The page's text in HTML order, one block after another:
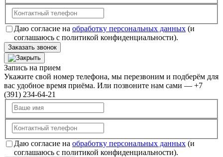
Даю согласие на обработку персональных данных (и
соглашаюсь с политикой конфиденциальности).
Заказать звонок
Запись на прием
Укажите свой номер телефона, мы перезвоним и подберём для
вас удобное время приёма. Или позвоните нам сами — +7
(391) 234-64-21
Даю согласие на обработку персональных данных (и
соглашаюсь с политикой конфиденциальности).